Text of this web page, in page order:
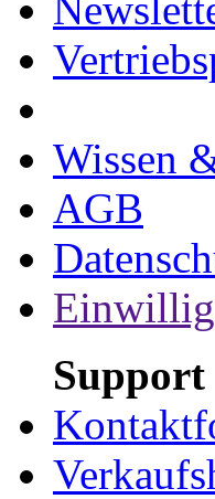
Wissen
AGB
Support